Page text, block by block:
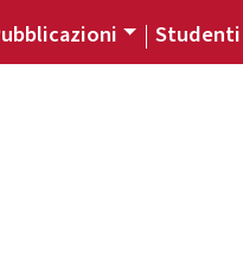
Studenti